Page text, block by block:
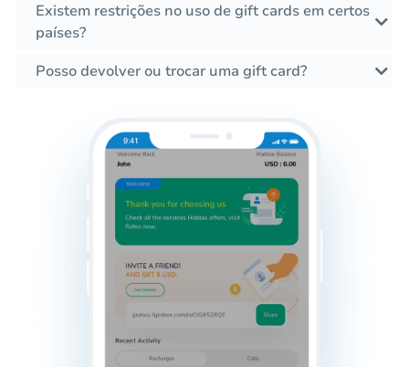
Existem restrições no uso de gift cards em certos
países?
Posso devolver ou trocar uma gift card?